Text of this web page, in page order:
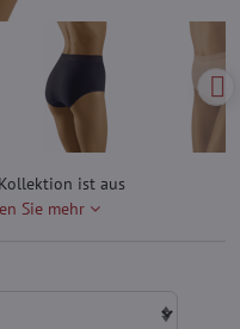
ist aus
Sie mehr